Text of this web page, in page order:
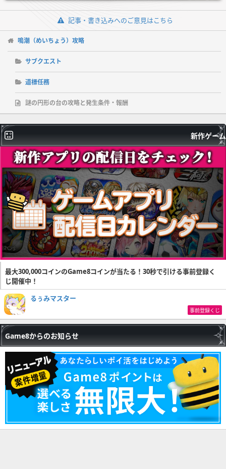
記事・書き込みへのご意見はこちら
鳴潮（めいちょう）攻略
サブクエスト
道標任務
謎の円形の台の攻略と発生条件・報酬
新作ゲーム
最大300,000コインのGame8コインが当たる！30秒で引ける事前登録く
じ開催中！
るぅみマスター
事前登録くじ
Game8からのお知らせ